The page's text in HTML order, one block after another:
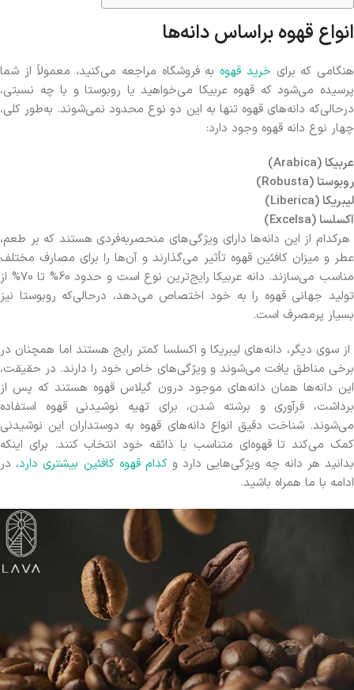
انواع قهوه براساس دانه‌ها
هنگامی که برای خرید قهوهبه فروشگاه مراجعه می‌کنید، معمولاً از شما
پرسیده می‌شود که قهوه عربیکا می‌خواهید یا روبوستا و با چه نسبتی،
درحالی‌که دانه‌های قهوه تنها به این دو نوع محدود نمی‌شوند. به‌طور کلی،
چهار نوع دانه قهوه وجود دارد:
عربیکا (Arabica)
روبوستا (Robusta)
لیبریکا (Liberica)
اکسلسا (Excelsa)
هرکدام از این دانه‌ها دارای ویژگی‌های منحصربه‌فردی هستند که بر طعم،
عطر و میزان کافئین قهوه تأثیر می‌گذارند و آن‌ها را برای مصارف مختلف
مناسب می‌سازند. دانه عربیکا رایج‌ترین نوع است و حدود 60% تا 70% از
تولید جهانی قهوه را به خود اختصاص می‌دهد، درحالی‌که روبوستا نیز
بسیار پرمصرف است.
از سوی دیگر، دانه‌های لیبریکا و اکسلسا کمتر رایج هستند اما همچنان در
برخی مناطق یافت می‌شوند و ویژگی‌های خاص خود را دارند. در حقیقت،
این دانه‌ها همان دانه‌های موجود درون گیلاس قهوه هستند که پس از
برداشت، فرآوری و برشته شدن، برای تهیه نوشیدنی قهوه استفاده
می‌شوند. شناخت دقیق انواع دانه‌های قهوه به دوستداران این نوشیدنی
کمک می‌کند تا قهوه‌ای متناسب با ذائقه خود انتخاب کنند. برای اینکه
بدانید هر دانه چه ویژگی‌هایی دارد وکدام قهوه کافئین بیشتری دارد، در
ادامه با ما همراه باشید.